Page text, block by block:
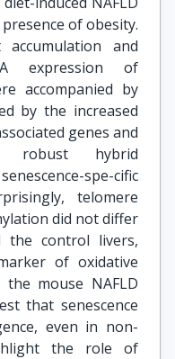
of obesity.
and
expression of
accompanied by
by the increased
genes and
hybrid
spe-cific
telomere
did not differ
the control livers,
of oxidative
mouse NAFLD
that senescence
even in non-
the role of